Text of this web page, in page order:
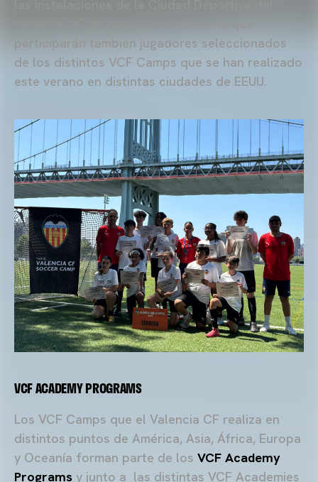
participarán también jugadores seleccionados
de los distintos VCF Camps que se han realizado
este verano en distintas ciudades de EEUU.
VCF ACADEMY PROGRAMS
Los VCF Camps que el Valencia CF realiza en
distintos puntos de América, Asia, África, Europa
y Oceanía forman parte de los VCF Academy
Programs y junto a las distintas VCF Academies